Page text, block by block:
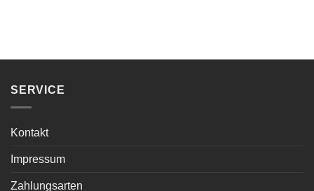
SERVICE
Kontakt
Impressum
Zahlungsarten